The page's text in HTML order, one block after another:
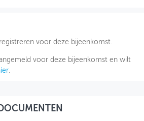
voor deze bijeenkomst.
voor deze bijeenkomst en wilt
.